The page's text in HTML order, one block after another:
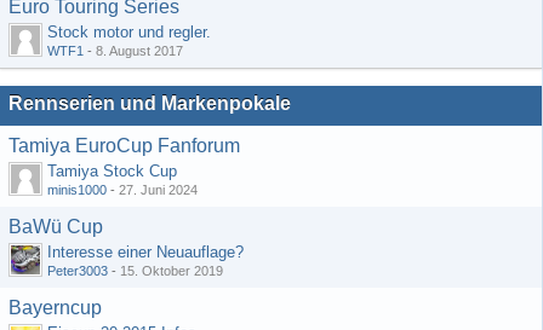
Euro Touring Series
Stock motor und regler.
WTF1 - 8. August 2017
Rennserien und Markenpokale
Tamiya EuroCup Fanforum
Tamiya Stock Cup
minis1000 - 27. Juni 2024
BaWü Cup
Interesse einer Neuauflage?
Peter3003 - 15. Oktober 2019
Bayerncup